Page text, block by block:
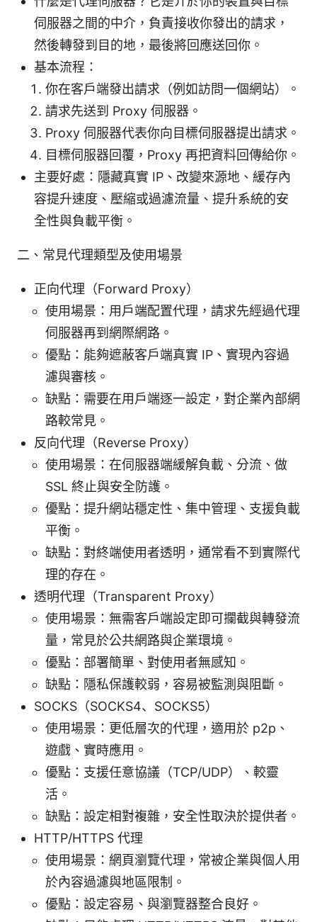
伺服器之間的中介，負責接收你發出的請求，
然後轉發到目的地，最後將回應送回你。
基本流程：
你在客戶端發出請求（例如訪問一個網站）。
請求先送到 Proxy 伺服器。
Proxy 伺服器代表你向目標伺服器提出請求。
目標伺服器回覆，Proxy 再把資料回傳給你。
主要好處：隱藏真實 IP、改變來源地、緩存內
容提升速度、壓縮或過濾流量、提升系統的安
全性與負載平衡。
二、常見代理類型及使用場景
正向代理（Forward Proxy）
使用場景：用戶端配置代理，請求先經過代理
伺服器再到網際網路。
優點：能夠遮蔽客戶端真實 IP、實現內容過
濾與審核。
缺點：需要在用戶端逐一設定，對企業內部網
路較常見。
反向代理（Reverse Proxy）
使用場景：在伺服器端緩解負載、分流、做
SSL 終止與安全防護。
優點：提升網站穩定性、集中管理、支援負載
平衡。
缺點：對終端使用者透明，通常看不到實際代
理的存在。
透明代理（Transparent Proxy）
使用場景：無需客戶端設定即可攔截與轉發流
量，常見於公共網路與企業環境。
優點：部署簡單、對使用者無感知。
缺點：隱私保護較弱，容易被監測與阻斷。
SOCKS（SOCKS4、SOCKS5）
使用場景：更低層次的代理，適用於 p2p、
遊戲、實時應用。
優點：支援任意協議（TCP/UDP）、較靈
活。
缺點：設定相對複雜，安全性取決於提供者。
HTTP/HTTPS 代理
使用場景：網頁瀏覽代理，常被企業與個人用
於內容過濾與地區限制。
優點：設定容易、與瀏覽器整合良好。